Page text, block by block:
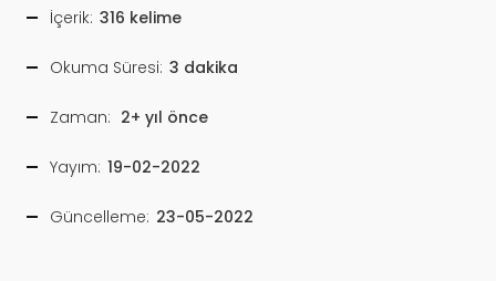
İçerik: 316 kelime
Okuma Süresi: 3 dakika
Zaman: 2+ yıl önce
Yayım: 19-02-2022
Güncelleme: 23-05-2022